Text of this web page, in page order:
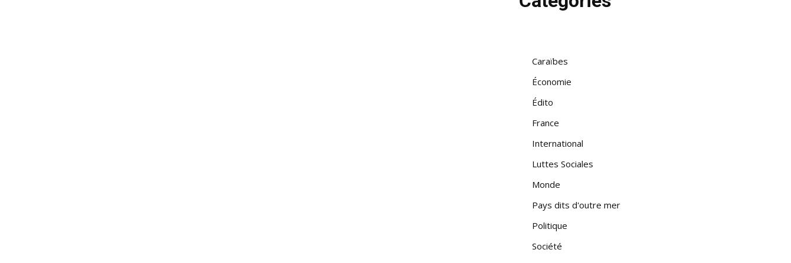
Caraïbes
Économie
Édito
France
International
Luttes Sociales
Monde
Pays dits d'outre mer
Politique
Société